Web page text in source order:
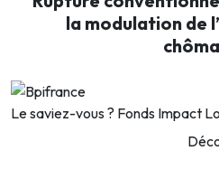
la modulation de
Le saviez-vous ? Fonds Impact